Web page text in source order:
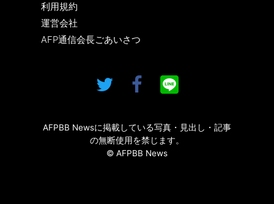
利用規約
運営会社
AFP通信会長ごあいさつ
AFPBB Newsに掲載している写真・見出し・記事
の無断使用を禁じます。
© AFPBB News